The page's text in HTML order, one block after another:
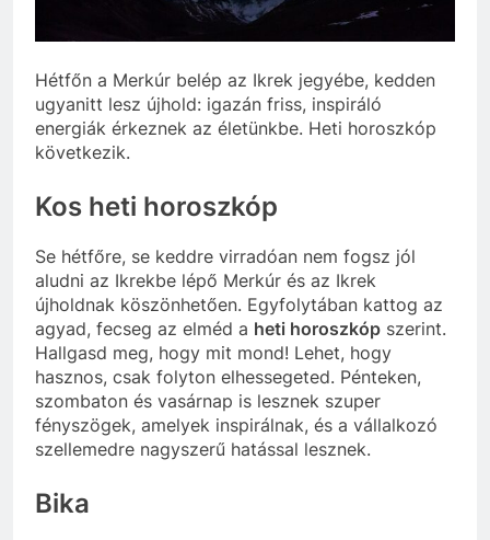
a Tisza Világ
applikáció
10 Hónap Ezelőtt
hajókázik
10 Hónap Ezelőtt
Hétfőn a Merkúr belép az Ikrek jegyébe, kedden
ugyanitt lesz újhold: igazán friss, inspiráló
energiák érkeznek az életünkbe. Heti horoszkóp
következik.
Kos heti horoszkóp
Se hétfőre, se keddre virradóan nem fogsz jól
aludni az Ikrekbe lépő Merkúr és az Ikrek
újholdnak köszönhetően. Egyfolytában kattog az
agyad, fecseg az elméd a heti horoszkóp szerint.
Hallgasd meg, hogy mit mond! Lehet, hogy
hasznos, csak folyton elhessegeted. Pénteken,
szombaton és vasárnap is lesznek szuper
fényszögek, amelyek inspirálnak, és a vállalkozó
szellemedre nagyszerű hatással lesznek.
Bika